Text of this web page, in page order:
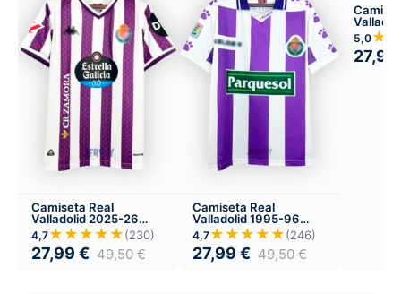
Camiseta Real
Valladolid 2025-26
Local
4,7★★★★★(230)
27,99 € 49,50€
Camiseta Real
Valladolid 1995-96
Local
4,7★★★★★(246)
27,99 € 49,50€
Local
5,0
27,99